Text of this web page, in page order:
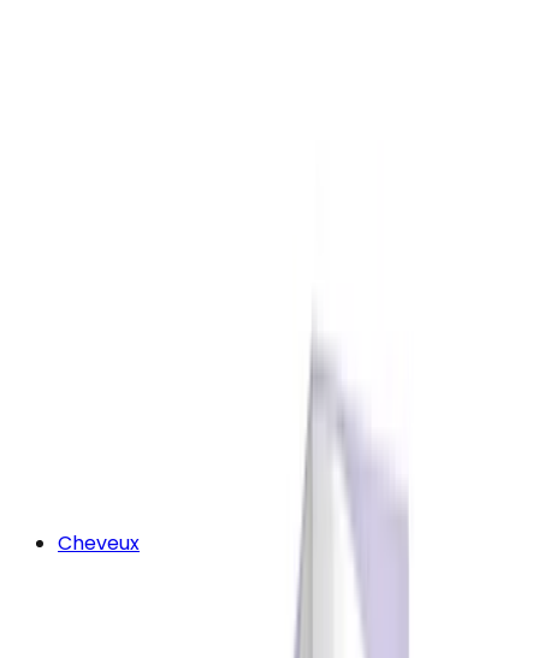
Cheveux